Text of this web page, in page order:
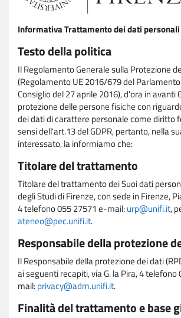
Informativa Trattamento dei dati personali
Testo della politica
Il Regolamento Generale sulla Protezione
(Regolamento UE 2016/679 del
Consiglio del 27 aprile 2016), d'ora in avanti
protezione delle persone fisiche con
dei dati di carattere personale come diritto
sensi dell'art.13 del GDPR, pertanto, nella
interessato, la informiamo che:
Titolare del trattamento
Titolare del trattamento dei Suoi dati
degli Studi di Firenze, con sede in Firenze,
4 telefono 055 27571 e-mail:urp@unifi.it,
ateneo@pec.unifi.it.
Responsabile della protezione
Il Responsabile della protezione dei dati
ai seguenti recapiti, via G. la Pira, 4
mail:privacy@adm.unifi.it.
Finalità del trattamento e base